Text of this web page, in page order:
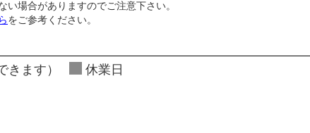
場合がありますのでご注意下さい。
をご参考ください。
ます） 休業日